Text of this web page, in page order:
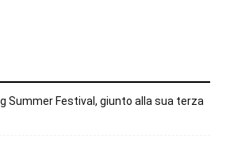
Summer Festival, giunto alla sua terza